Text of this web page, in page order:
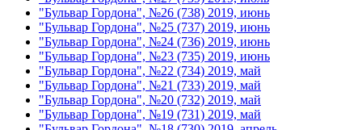
"Бульвар Гордона", №26 (738) 2019, июнь
"Бульвар Гордона", №25 (737) 2019, июнь
"Бульвар Гордона", №24 (736) 2019, июнь
"Бульвар Гордона", №23 (735) 2019, июнь
"Бульвар Гордона", №22 (734) 2019, май
"Бульвар Гордона", №21 (733) 2019, май
"Бульвар Гордона", №20 (732) 2019, май
"Бульвар Гордона", №19 (731) 2019, май